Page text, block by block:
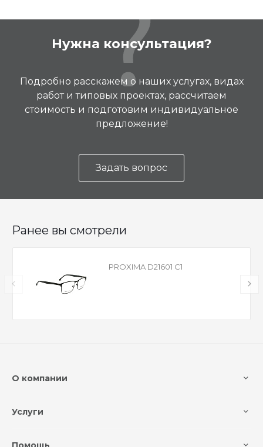
Нужна консультация?
Подробно расскажем о наших услугах, видах
работ и типовых проектах, рассчитаем
стоимость и подготовим индивидуальное
предложение!
Задать вопрос
Ранее вы смотрели
PROXIMA D21601 C1
О компании
Услуги